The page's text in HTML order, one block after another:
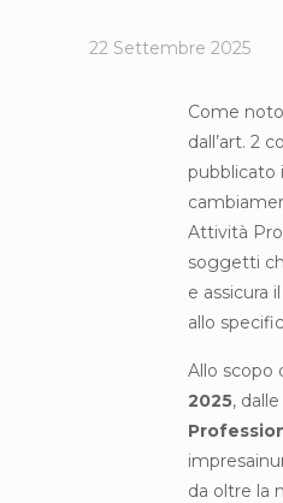
22 Settembre 2025
Come
dall’art. 2
pubblicato
Attività
soggetti
e assicura
allo
Allo scopo
2025,
da oltre la